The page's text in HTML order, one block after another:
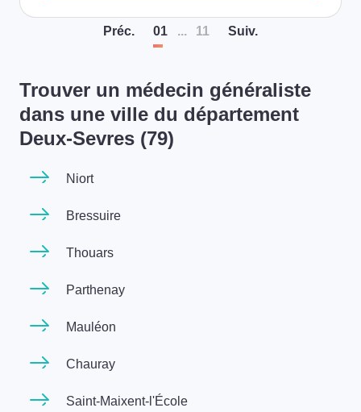
Préc. 01 ... 11 Suiv.
Trouver un médecin généraliste
dans une ville du département
Deux-Sevres (79)
Niort
Bressuire
Thouars
Parthenay
Mauléon
Chauray
Saint-Maixent-l'École